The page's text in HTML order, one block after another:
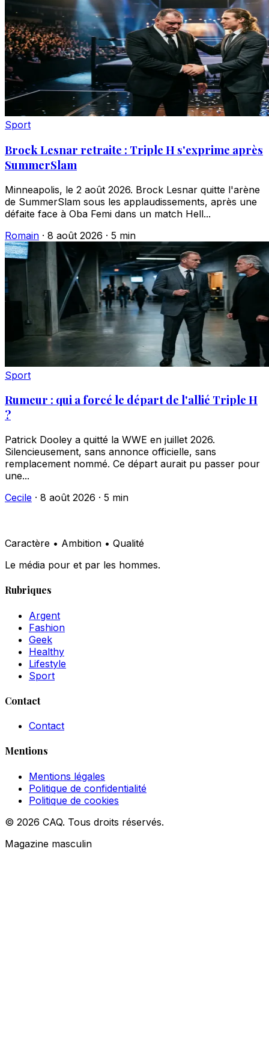
Sport
Brock Lesnar retraite : Triple H s'exprime après
SummerSlam
Minneapolis, le 2 août 2026. Brock Lesnar quitte l'arène
de SummerSlam sous les applaudissements, après une
défaite face à Oba Femi dans un match Hell...
Romain · 8 août 2026 · 5 min
Sport
Rumeur : qui a forcé le départ de l'allié Triple H
?
Patrick Dooley a quitté la WWE en juillet 2026.
Silencieusement, sans annonce officielle, sans
remplacement nommé. Ce départ aurait pu passer pour
une...
Cecile · 8 août 2026 · 5 min
Caractère • Ambition • Qualité
Le média pour et par les hommes.
Rubriques
Argent
Fashion
Geek
Healthy
Lifestyle
Sport
Contact
Contact
Mentions
Mentions légales
Politique de confidentialité
Politique de cookies
© 2026 CAQ. Tous droits réservés.
Magazine masculin